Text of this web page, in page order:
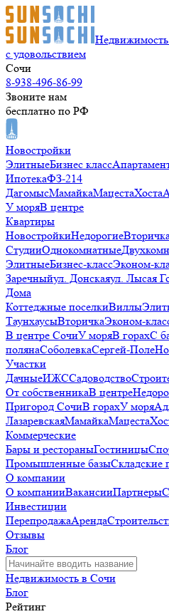
с удовольствием
Сочи
8-938-496-86-99
Звоните нам
бесплатно по РФ
Новостройки
ЭлитныеБизнес класс
ИпотекаФЗ-214
ДагомысМамайкаМацестаХоста
У моряВ центре
Квартиры
НовостройкиНедорогие
СтудииОднокомнатные
ЭлитныеБизнес-классЭконом-
Заречныйул. Донскаяул. Лысая
Дома
Коттеджные поселкиВиллы
ТаунхаусыВторичкаЭконом-
В центре СочиУ моряВ горахС
полянаСоболевкаСергей-Поле
Участки
ДачныеИЖССадоводство
От собственникаВ центре
Пригород СочиВ горахУ моря
ЛазаревскаяМамайкаМацеста
Коммерческие
Бары и рестораныГостиницы
Промышленные базыСкладские
О компании
О компанииВакансииПартнеры
Инвестиции
ПерепродажаАренда
Отзывы
Блог
Недвижимость в Сочи
Блог
Рейтинг